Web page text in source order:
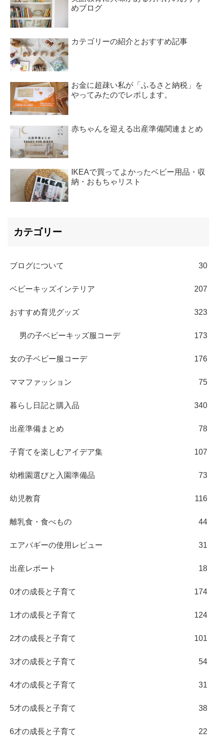
めブログ
カテゴリーの紹介とおすすめ記事
お金に超疎い私が「ふるさと納税」を
やってみたのでレポします。
赤ちゃんを迎える出産準備関連まとめ
IKEAで買ってよかったベビー用品・収
納・おもちゃリスト
カテゴリー
ブログについて 30
ベビーキッズインテリア 207
おすすめ育児グッズ 323
男の子ベビーキッズ服コーデ 173
女の子ベビー服コーデ 176
ママファッション 75
暮らし日記と購入品 340
出産準備まとめ 78
子育てを楽しむアイデア集 107
幼稚園選びと入園準備品 73
幼児教育 116
離乳食・食べもの 44
エアバギーの使用レビュー 31
出産レポート 18
0才の成長と子育て 174
1才の成長と子育て 124
2才の成長と子育て 101
3才の成長と子育て 54
4才の成長と子育て 31
5才の成長と子育て 38
6才の成長と子育て 22